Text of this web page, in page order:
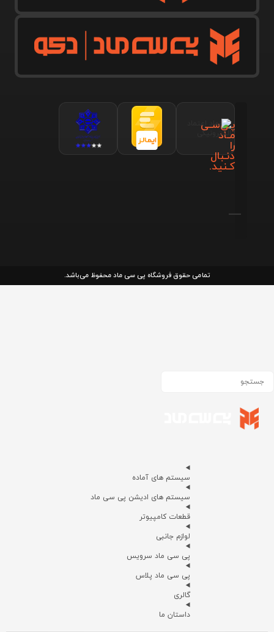
پـی‌سـی
مـاد
را
دنـبال
کـنید.
تمامی حقوق فروشگاه پی سی ماد محفوظ می‌باشد.
سیستم های آماده
سیستم های ادیشن پی سی ماد
قطعات کامپیوتر
لوازم جانبی
پی سی ماد سرویس
پی سی ماد پلاس
گالری
داستان ما